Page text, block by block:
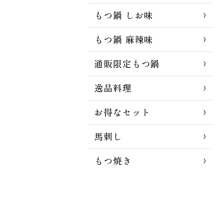
もつ鍋 しお味
もつ鍋 麻辣味
通販限定もつ鍋
逸品料理
お得なセット
馬刺し
もつ焼き